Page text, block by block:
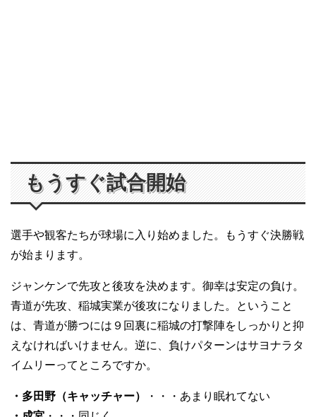
もうすぐ試合開始
選手や観客たちが球場に入り始めました。もうすぐ決勝戦
が始まります。
ジャンケンで先攻と後攻を決めます。御幸は安定の負け。
青道が先攻、稲城実業が後攻になりました。ということ
は、青道が勝つには９回裏に稲城の打撃陣をしっかりと抑
えなければいけません。逆に、負けパターンはサヨナラタ
イムリーってところですか。
・多田野（キャッチャー）
・・・あまり眠れてない